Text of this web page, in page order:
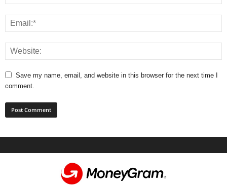
Save my name, email, and website in this browser for the next time I
comment.